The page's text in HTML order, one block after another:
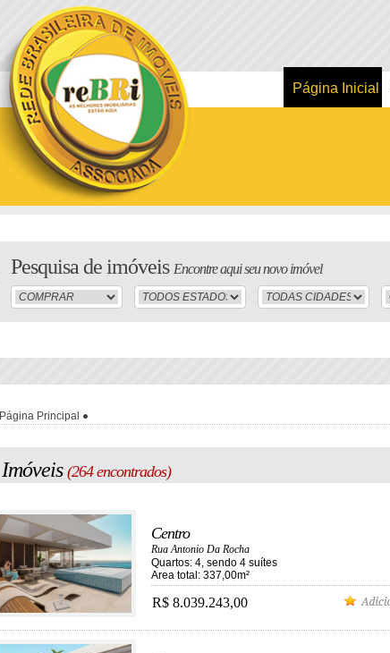
Página Inicial
Pesquisa de imóveis Encontre aqui seu novo imóvel
Página Principal
Imóveis (264 encontrados)
Centro
Rua Antonio Da Rocha
Quartos: 4, sendo 4 suítes
Area total: 337,00m²
R$ 8.039.243,00